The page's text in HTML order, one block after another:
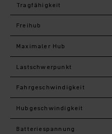
Tragfähigkeit
Freihub
Maximaler Hub
Last­schwerpunkt
Fahr­geschwindigkeit
Hub­geschwindigkeit
Batteriespannung